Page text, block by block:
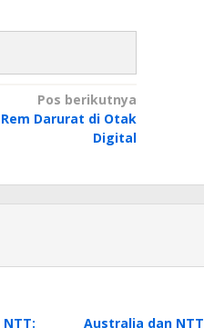
Pos berikutnya
Darurat di Otak
Digital
NTT:
Australia dan NTT